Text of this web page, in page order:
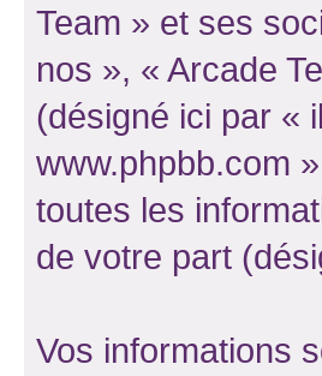
Team » et ses
nos », « Arcade
(désigné ici par «
www.phpbb.com
toutes les
de votre part
Vos informations